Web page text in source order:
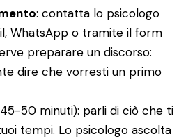
: contatta lo psicologo
WhatsApp o tramite il form
preparare un discorso:
dire che vorresti un primo
50 minuti): parli di ciò che ti
tempi. Lo psicologo ascolta